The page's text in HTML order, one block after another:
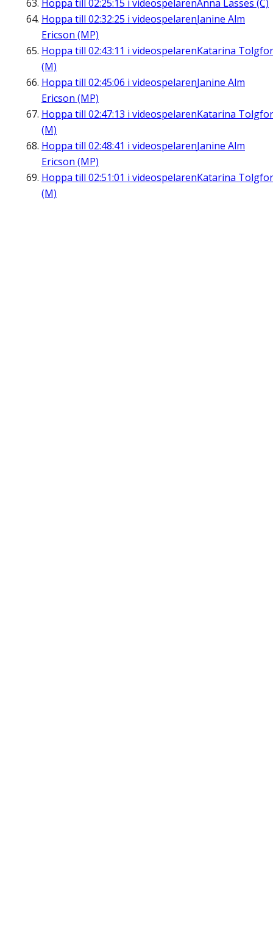
Hoppa till 02:25:15 i videospelarenAnna Lasses (C)
Hoppa till 02:32:25 i videospelarenJanine Alm
Ericson (MP)
Hoppa till 02:43:11 i videospelarenKatarina
(M)
Hoppa till 02:45:06 i videospelarenJanine Alm
Ericson (MP)
Hoppa till 02:47:13 i videospelarenKatarina
(M)
Hoppa till 02:48:41 i videospelarenJanine Alm
Ericson (MP)
Hoppa till 02:51:01 i videospelarenKatarina
(M)